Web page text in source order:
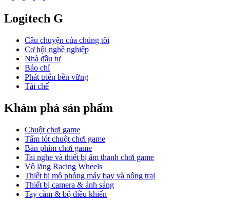
Logitech G
Câu chuyện của chúng tôi
Cơ hội nghề nghiệp
Nhà đầu tư
Báo chí
Phát triển bền vững
Tái chế
Khám phá sản phẩm
Chuột chơi game
Tấm lót chuột chơi game
Bàn phím chơi game
Tai nghe và thiết bị âm thanh chơi game
Vô lăng Racing Wheels
Thiết bị mô phỏng máy bay và nông trại
Thiết bị camera & ánh sáng
Tay cầm & bộ điều khiển